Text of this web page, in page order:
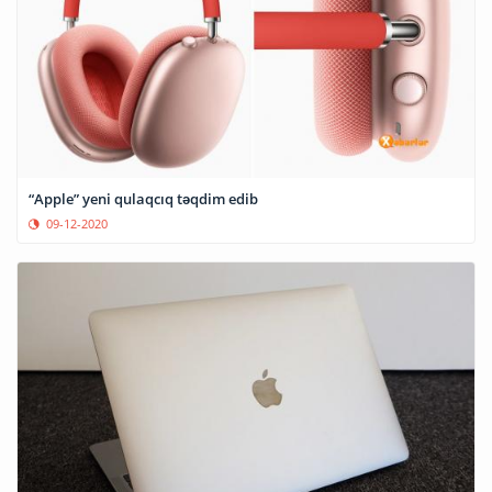
“Apple” yeni qulaqcıq təqdim edib
09-12-2020